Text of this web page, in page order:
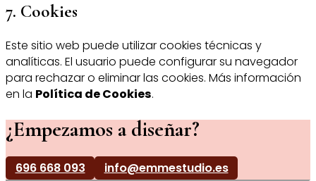
7. Cookies
Este sitio web puede utilizar cookies técnicas y
analíticas. El usuario puede configurar su navegador
para rechazar o eliminar las cookies. Más información
en la Política de Cookies.
¿Empezamos a diseñar?
696 668 093 info@emmestudio.es